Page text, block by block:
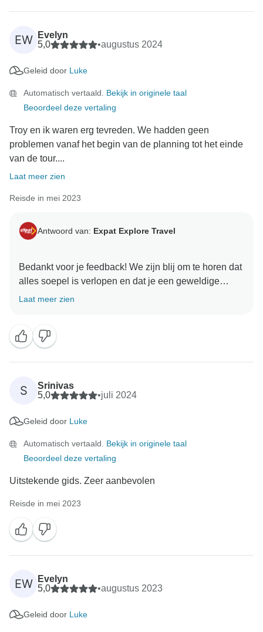
EW
Evelyn
5,0
•augustus 2024
Geleid door Luke
Automatisch vertaald. Bekijk in originele taal
Beoordeel deze vertaling
Troy en ik waren erg tevreden. We hadden geen
problemen vanaf het begin van de planning tot het einde
van de tour....
Laat meer zien
Reisde in mei 2023
Antwoord van: Expat Explore Travel
Bedankt voor je feedback! We zijn blij om te horen dat
alles soepel is verlopen en dat je een geweldige
ervaring hebt gehad met Luke. We waarderen je
je in de toekomst weer te mogen verwelkomen op een
tour met ons!
Laat meer zien
S
Srinivas
5,0
•juli 2024
Geleid door Luke
Automatisch vertaald. Bekijk in originele taal
Beoordeel deze vertaling
Uitstekende gids. Zeer aanbevolen
Reisde in mei 2023
EW
Evelyn
5,0
•augustus 2023
Geleid door Luke